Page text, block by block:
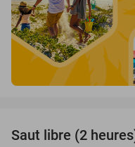
Saut libre (2